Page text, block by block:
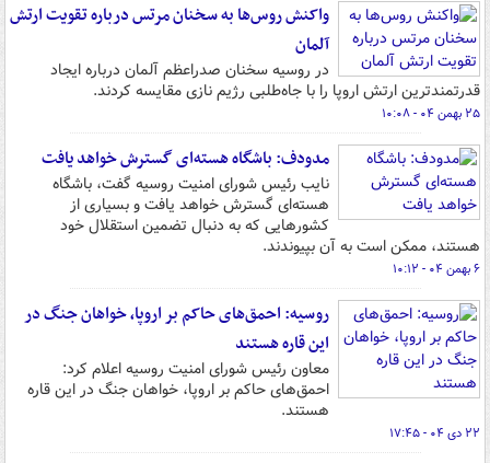
واکنش روس‌ها به سخنان مرتس درباره تقویت ارتش
آلمان
در روسیه سخنان صدراعظم آلمان درباره ایجاد
قدرتمندترین ارتش اروپا را با جاه‌طلبی‌ رژیم نازی مقایسه کردند.
۲۵ بهمن ۰۴ - ۱۰:۰۸
مدودف: باشگاه هسته‌ای گسترش خواهد یافت
نایب رئیس شورای امنیت روسیه گفت، باشگاه
هسته‌ای گسترش خواهد یافت و بسیاری از
کشورهایی که به دنبال تضمین استقلال خود
هستند، ممکن است به آن بپیوندند.
۶ بهمن ۰۴ - ۱۰:۱۲
روسیه: احمق‌های حاکم بر اروپا، خواهان جنگ در
این قاره هستند
معاون رئیس شورای امنیت روسیه اعلام کرد:
احمق‌های حاکم بر اروپا، خواهان جنگ در این قاره
هستند.
۲۲ دی ۰۴ - ۱۷:۴۵